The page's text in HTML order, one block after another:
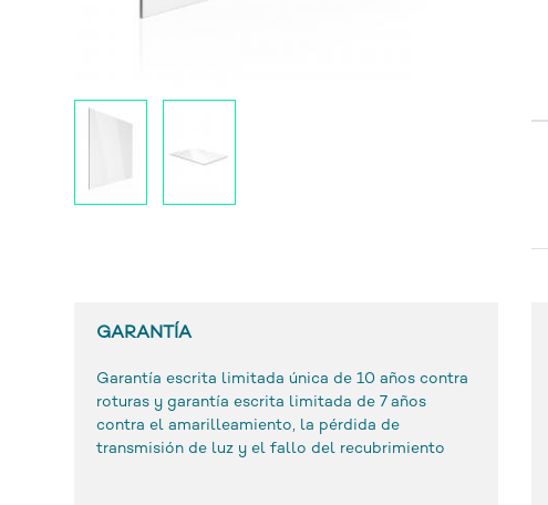
GARANTÍA
Garantía escrita limitada única de 10 años contra
roturas y garantía escrita limitada de 7 años
contra el amarilleamiento, la pérdida de
transmisión de luz y el fallo del recubrimiento